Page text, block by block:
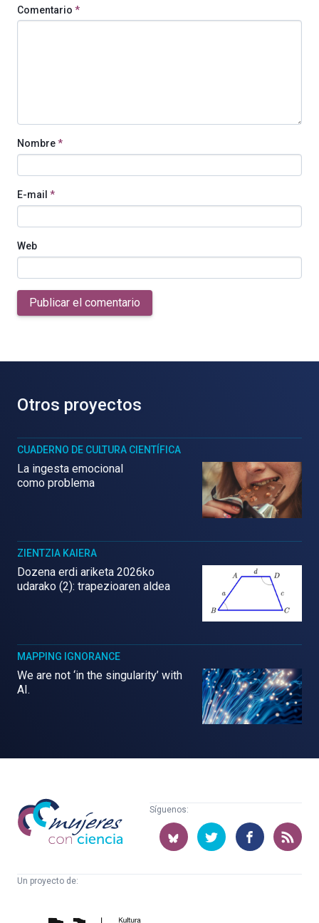
Comentario *
Nombre*
E-mail *
Web
Publicar el comentario
Otros proyectos
CUADERNO DE CULTURA CIENTÍFICA
La ingesta emocional
como problema
ZIENTZIA KAIERA
Dozena erdi ariketa 2026ko
udarako (2): trapezioaren aldea
MAPPING IGNORANCE
We are not ‘in the singularity’ with
AI.
Mujeres
con
ciencia
Síguenos:
Un proyecto de: